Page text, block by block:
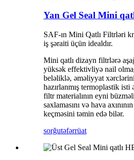
Yan Gel Seal Mini
SAF-ın Mini Qatlı Filtrləri
iş şəraiti üçün idealdır.
Mini qatlı dizayn filtrlərə
yüksək effektivliyə nail
beləliklə, əməliyyat
hazırlanmış termoplastik isti
filtr materialının eyni
saxlamasını və hava
keçməsini təmin edə bilər.
sorğutəfərrüat